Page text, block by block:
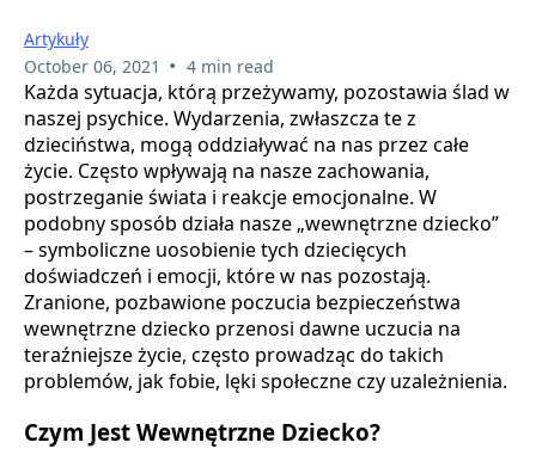
Artykuły
October 06, 2021 • 4 min read
Każda sytuacja, którą przeżywamy, pozostawia ślad w
naszej psychice. Wydarzenia, zwłaszcza te z
dzieciństwa, mogą oddziaływać na nas przez całe
życie. Często wpływają na nasze zachowania,
postrzeganie świata i reakcje emocjonalne. W
podobny sposób działa nasze „wewnętrzne dziecko”
– symboliczne uosobienie tych dziecięcych
doświadczeń i emocji, które w nas pozostają.
Zranione, pozbawione poczucia bezpieczeństwa
wewnętrzne dziecko przenosi dawne uczucia na
teraźniejsze życie, często prowadząc do takich
problemów, jak fobie, lęki społeczne czy uzależnienia.
Czym Jest Wewnętrzne Dziecko?